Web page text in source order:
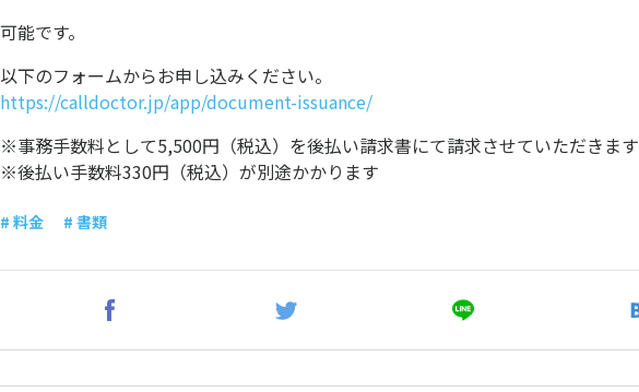
可能です。
以下のフォームからお申し込みください。
https://calldoctor.jp/app/document-issuance/
※事務手数料として5,500円（税込）を後払い請求書にて請求させていただきます
※後払い手数料330円（税込）が別途かかります
# 料金 # 書類